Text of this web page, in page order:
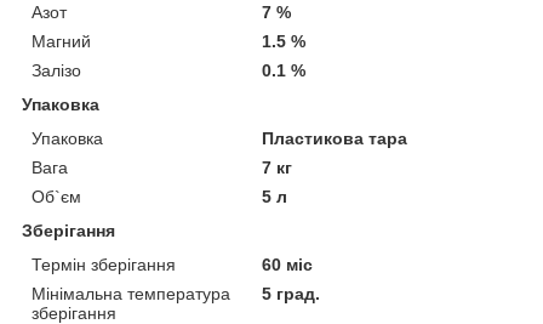
Азот
7 %
Магний
1.5 %
Залізо
0.1 %
Упаковка
Упаковка
Пластикова тара
Вага
7 кг
Об`єм
5 л
Зберігання
Термін зберігання
60 міс
Мінімальна температура
зберігання
5 град.